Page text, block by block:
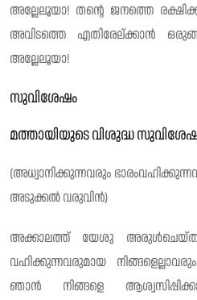
അല്ലേലൂയാ! തന്റെ ജനത്തെ
അവിടത്തെ എതിരേല്ക്കാൻ
അല്ലേലൂയാ!
സുവിശേഷം
മത്തായിയുടെ വിശുദ്ധ
(അധ്വാനിക്കുന്നവരും
അടുക്കൽ വരുവിൻ)
അക്കാലത്ത് യേശു അരുൾചെയ്‌തു:
വഹിക്കുന്നവരുമായ
ഞാൻ നിങ്ങളെ